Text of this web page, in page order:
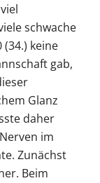
schwache
(34.) keine
gab,
Glanz
daher
im
Zunächst
Beim